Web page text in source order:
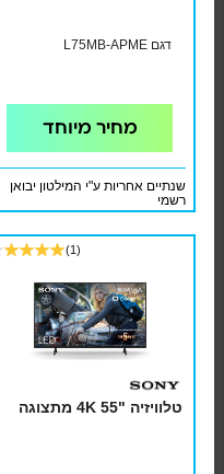
דגם L75MB-APME
מחיר מיוחד
שנתיים אחריות ע"י המילטון יבואן
רשמי
(1)
טלוויזיה "55 4K מתצוגה